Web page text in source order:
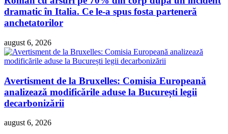
dramatic în Italia. Ce le-a spus fosta parteneră
anchetatorilor
august 6, 2026
Avertisment de la Bruxelles: Comisia Europeană
analizează modificările aduse la București legii
decarbonizării
august 6, 2026